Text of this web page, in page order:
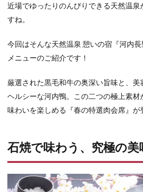
近場でゆったりのんびりできる天然温泉
すね。
今回はそんな天然温泉 憩いの宿『河内
メニューのご紹介です！
厳選された黒毛和牛の奥深い旨味と、美
ヘルシーな河内鴨。この二つの極上素材
味わいを楽しめる『春の特選肉会席』が
石焼で味わう、究極の美